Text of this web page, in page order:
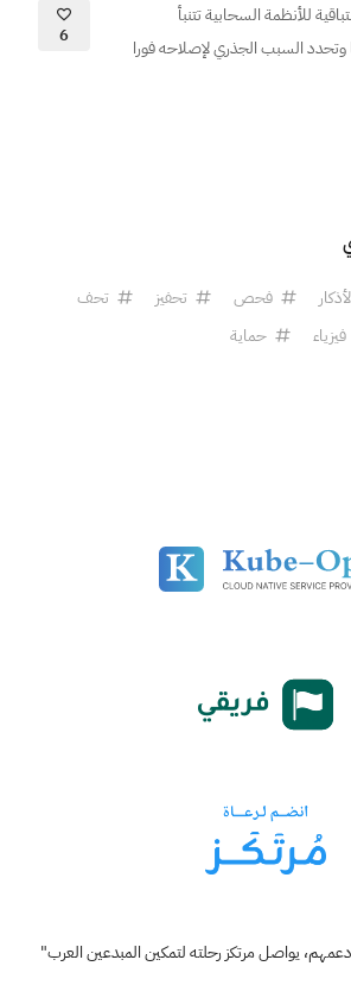
للأنظمة السحابية تتنبأ
وتحدد السبب الجذري لإصلاحه فورا
6
فحص تحفيز
تحف
فيزياء حماية
يواصل مرتكز رحلته لتمكين المبدعين العرب"